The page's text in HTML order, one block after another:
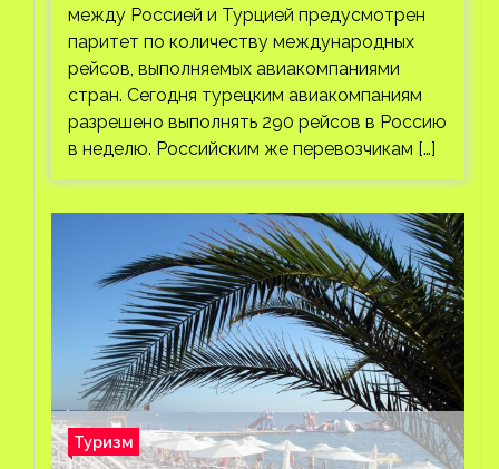
между Россией и Турцией предусмотрен
паритет по количеству международных
рейсов, выполняемых авиакомпаниями
стран. Сегодня турецким авиакомпаниям
разрешено выполнять 290 рейсов в Россию
в неделю. Российским же перевозчикам […]
Туризм